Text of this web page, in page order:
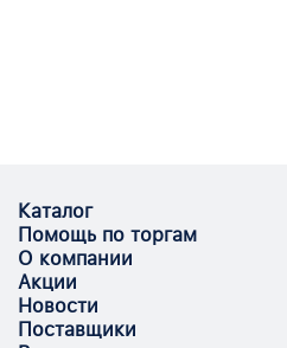
Каталог
Помощь по торгам
О компании
Акции
Новости
Поставщики